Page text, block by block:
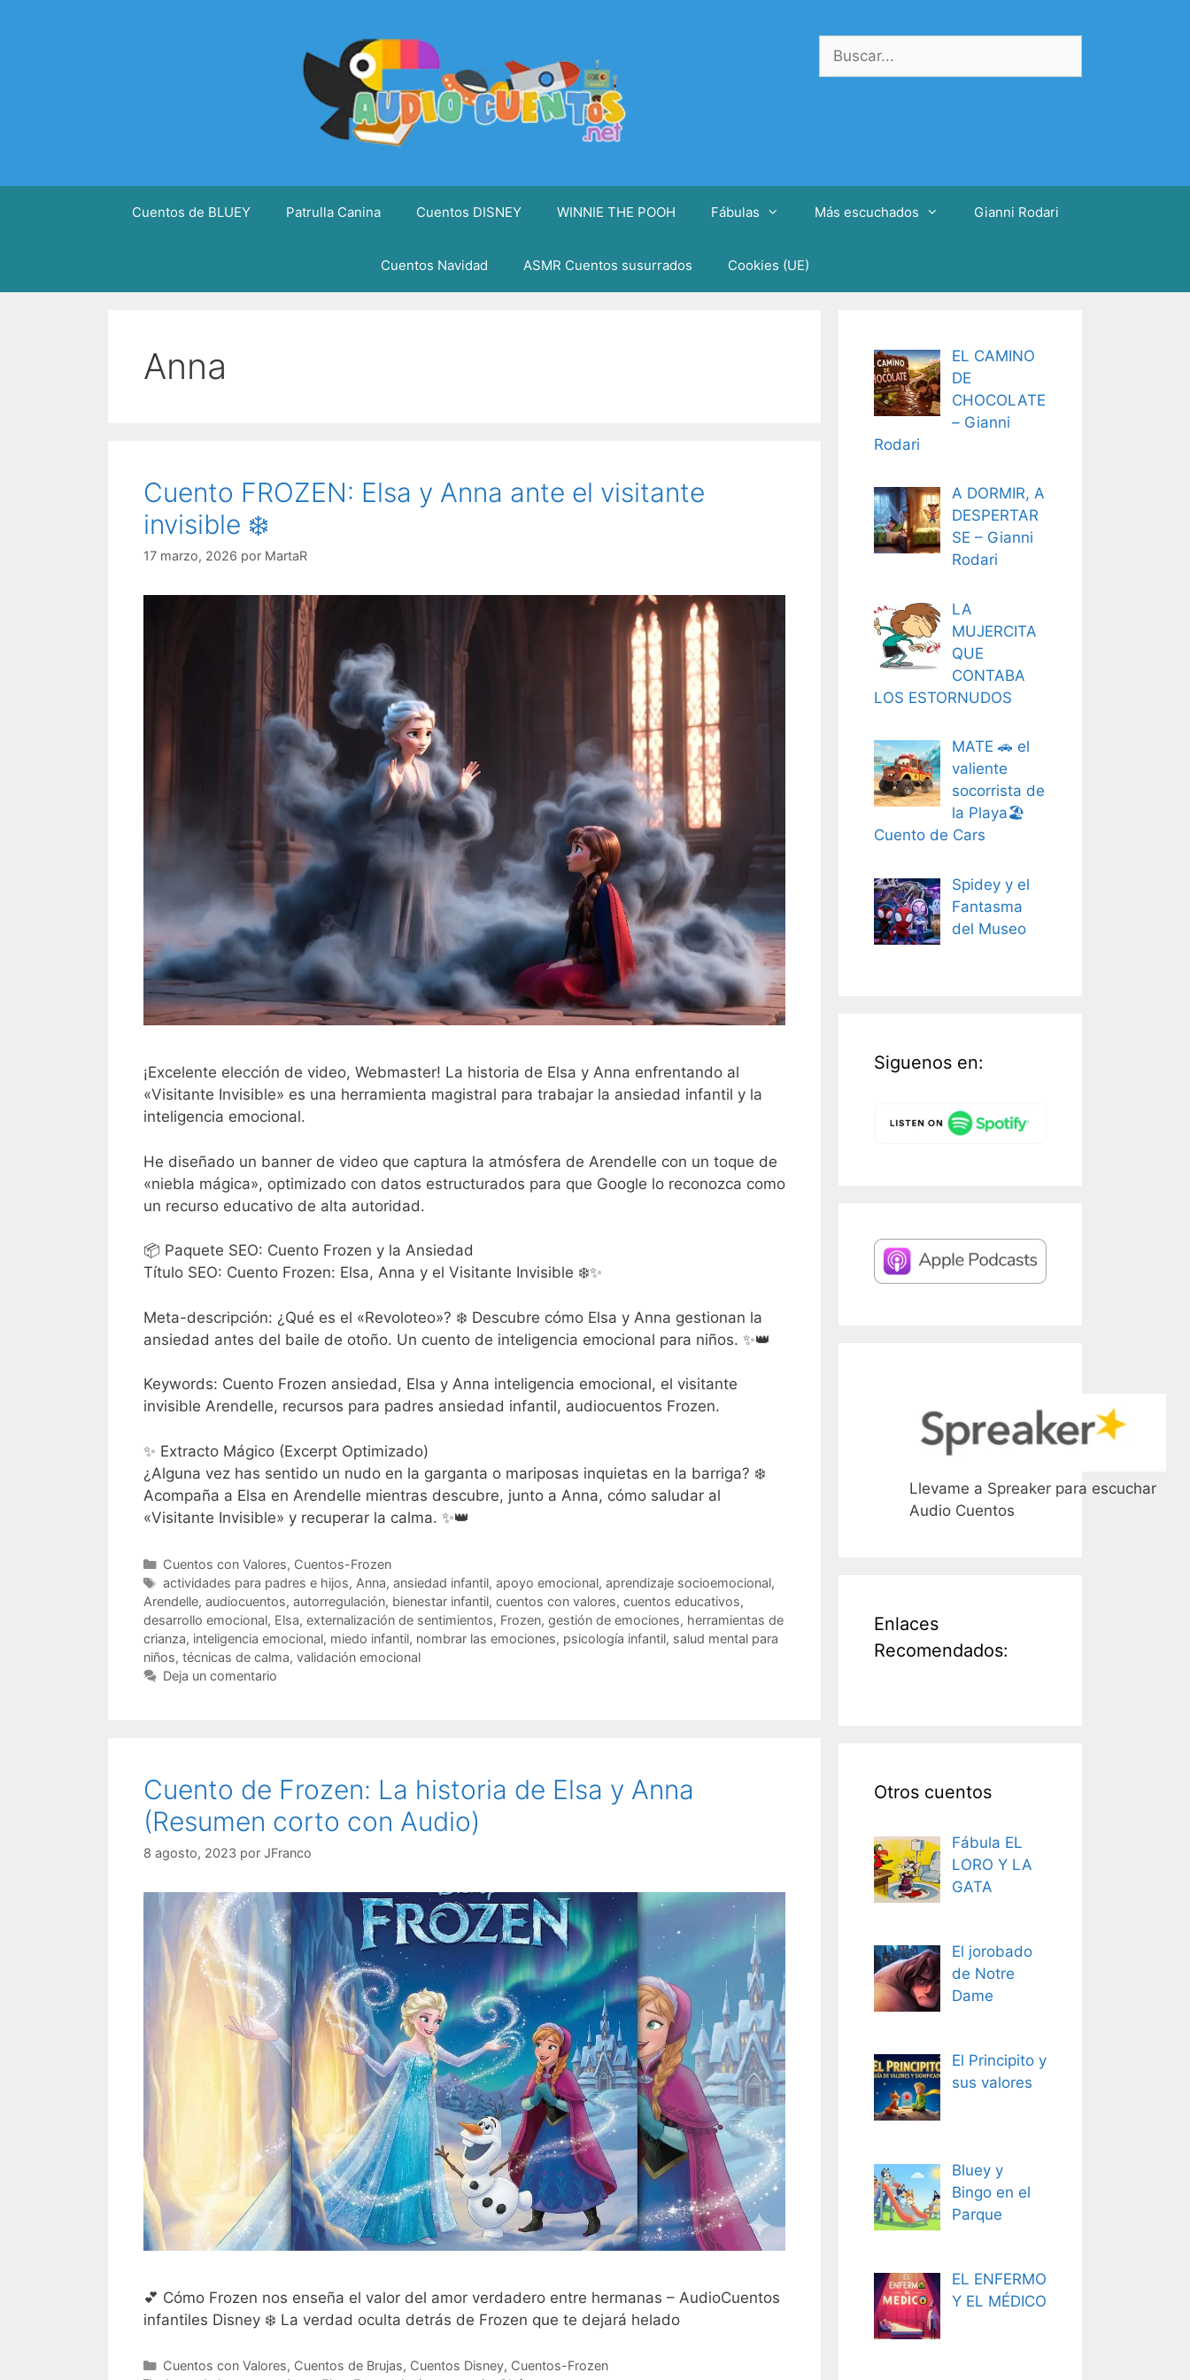
Buscar:
Cuentos de BLUEY Patrulla Canina Cuentos DISNEY WINNIE THE POOH Fábulas Más escuchados Gianni Rodari
Cuentos Navidad ASMR Cuentos susurrados Cookies (UE)
Anna
Cuento FROZEN: Elsa y Anna ante el visitante
invisible ❄️
17 marzo, 2026 por MartaR
¡Excelente elección de video, Webmaster! La historia de Elsa y Anna enfrentando al
«Visitante Invisible» es una herramienta magistral para trabajar la ansiedad infantil y la
inteligencia emocional.
He diseñado un banner de video que captura la atmósfera de Arendelle con un toque de
«niebla mágica», optimizado con datos estructurados para que Google lo reconozca como
un recurso educativo de alta autoridad.
📦 Paquete SEO: Cuento Frozen y la Ansiedad
Título SEO: Cuento Frozen: Elsa, Anna y el Visitante Invisible ❄️✨
Meta-descripción: ¿Qué es el «Revoloteo»? ❄️ Descubre cómo Elsa y Anna gestionan la
ansiedad antes del baile de otoño. Un cuento de inteligencia emocional para niños. ✨👑
Keywords: Cuento Frozen ansiedad, Elsa y Anna inteligencia emocional, el visitante
invisible Arendelle, recursos para padres ansiedad infantil, audiocuentos Frozen.
✨ Extracto Mágico (Excerpt Optimizado)
¿Alguna vez has sentido un nudo en la garganta o mariposas inquietas en la barriga? ❄️
Acompaña a Elsa en Arendelle mientras descubre, junto a Anna, cómo saludar al
«Visitante Invisible» y recuperar la calma. ✨👑
Categorías
Cuentos con Valores, Cuentos-Frozen
Etiquetas
actividades para padres e hijos, Anna, ansiedad infantil, apoyo emocional, aprendizaje socioemocional,
Arendelle, audiocuentos, autorregulación, bienestar infantil, cuentos con valores, cuentos educativos,
desarrollo emocional, Elsa, externalización de sentimientos, Frozen, gestión de emociones, herramientas de
crianza, inteligencia emocional, miedo infantil, nombrar las emociones, psicología infantil, salud mental para
niños, técnicas de calma, validación emocional
Deja un comentario
Cuento de Frozen: La historia de Elsa y Anna
(Resumen corto con Audio)
8 agosto, 2023 por JFranco
💕 Cómo Frozen nos enseña el valor del amor verdadero entre hermanas – AudioCuentos
infantiles Disney ❄️ La verdad oculta detrás de Frozen que te dejará helado
Categorías
Cuentos con Valores, Cuentos de Brujas, Cuentos Disney, Cuentos-Frozen
EL CAMINO
DE
CHOCOLATE
– Gianni
Rodari
A DORMIR, A
DESPERTAR
SE – Gianni
Rodari
LA
MUJERCITA
QUE
CONTABA
LOS ESTORNUDOS
MATE 🚗 el
valiente
socorrista de
la Playa🏖️
Cuento de Cars
Spidey y el
Fantasma
del Museo
Siguenos en:
Llevame a Spreaker para escuchar
Audio Cuentos
Enlaces
Recomendados:
Otros cuentos
Fábula EL
LORO Y LA
GATA
El jorobado
de Notre
Dame
El Principito y
sus valores
Bluey y
Bingo en el
Parque
EL ENFERMO
Y EL MÉDICO